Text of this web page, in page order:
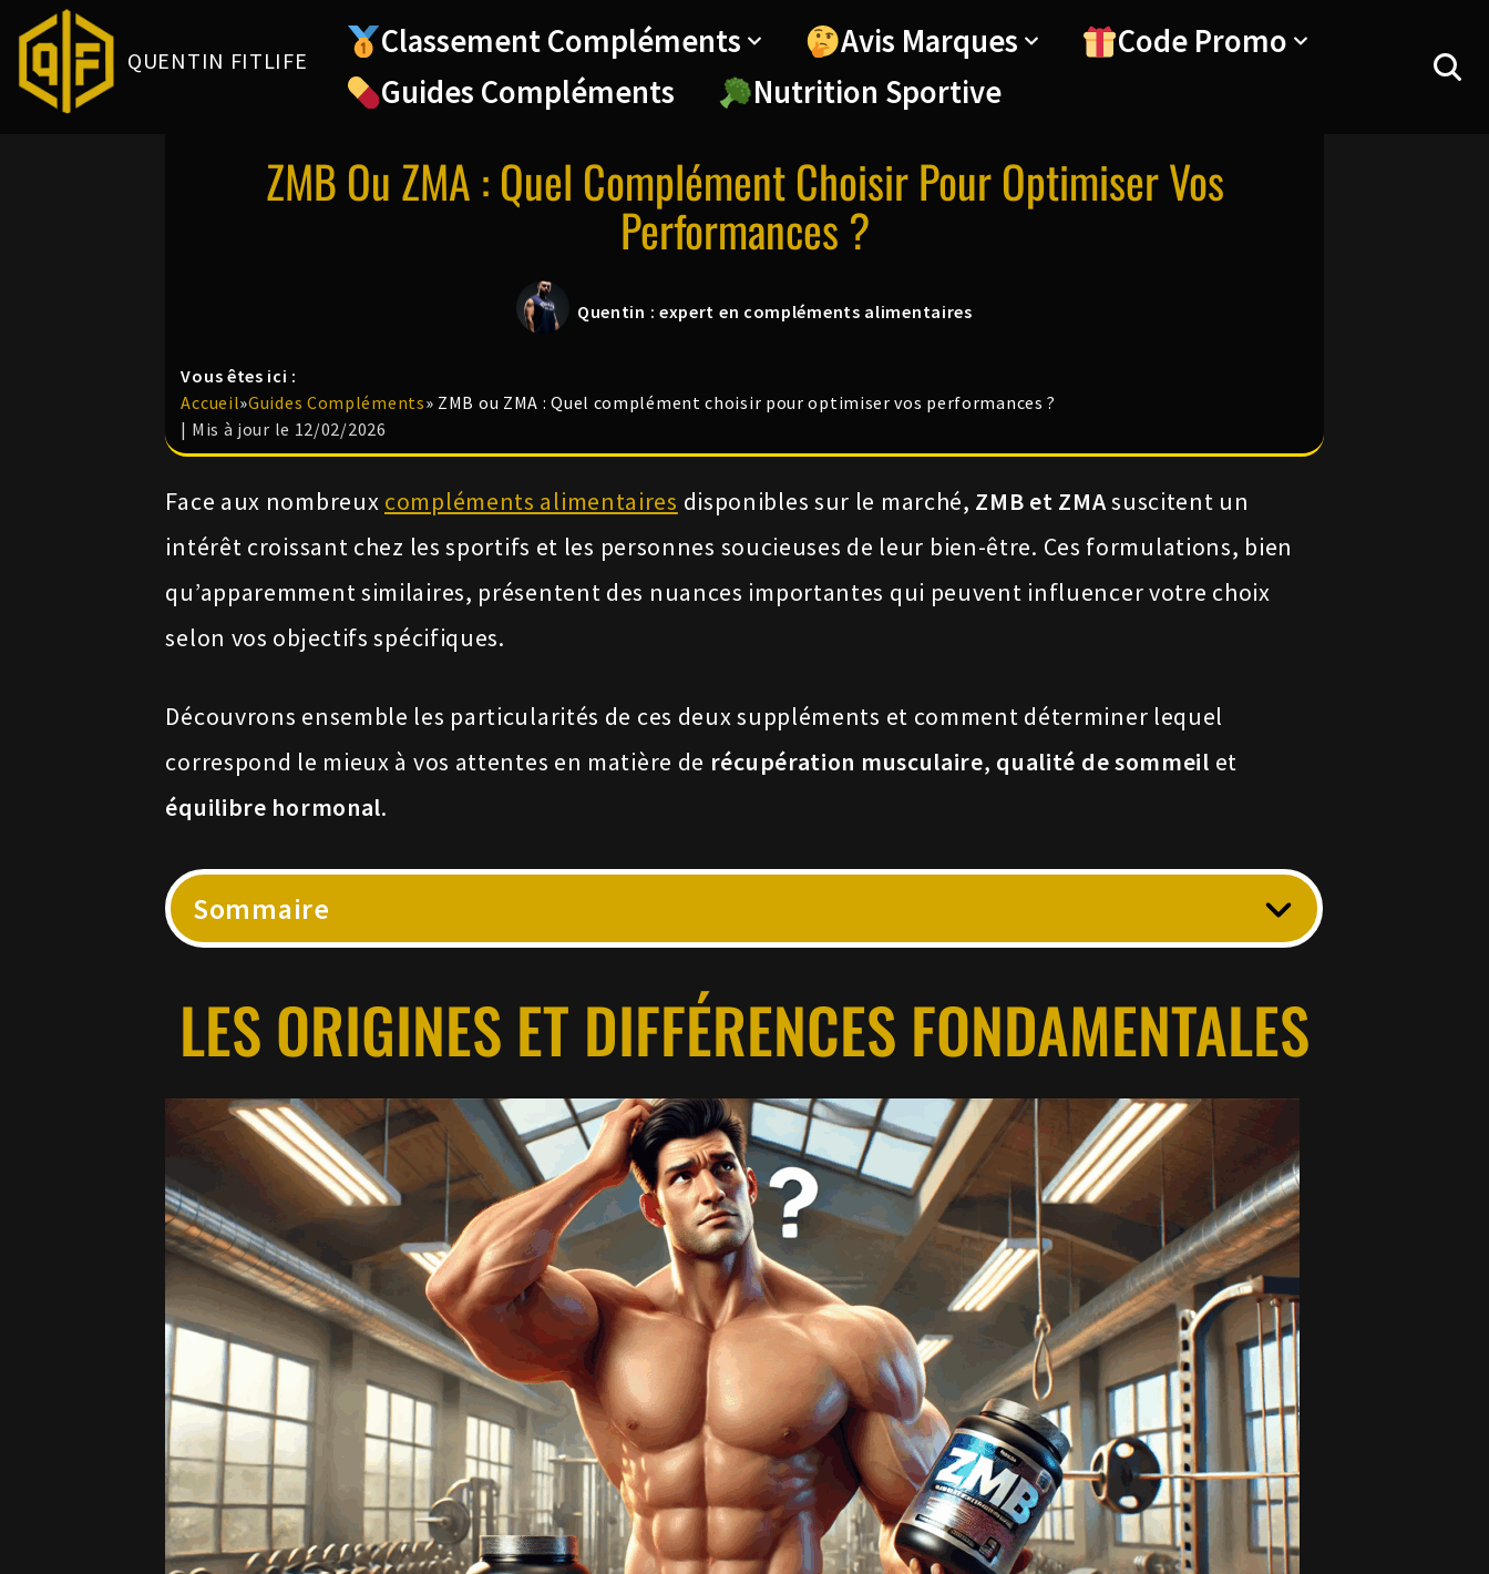
Aller
QUENTIN FITLIFE Classement Compléments Avis Marques
Code Promo
Guides Compléments
Nutrition Sportive
ZMB Ou ZMA : Quel Complément Choisir Pour Optimiser Vos
Performances ?
Quentin : expert en compléments alimentaires
Vous êtes ici :
Accueil»Guides Compléments» ZMB ou ZMA : Quel complément choisir pour optimiser vos performances ?
| Mis à jour le 12/02/2026
Face aux nombreux compléments alimentaires disponibles sur le marché, ZMB et ZMAsuscitent un
intérêt croissant chez les sportifs et les personnes soucieuses de leur bien-être. Ces formulations, bien
qu’apparemment similaires, présentent des nuances importantes qui peuvent influencer votre choix
selon vos objectifs spécifiques.
Découvrons ensemble les particularités de ces deux suppléments et comment déterminer lequel
correspond le mieux à vos attentes en matière de récupération musculaire, qualité de sommeil et
équilibre hormonal.
Sommaire
LES ORIGINES ET DIFFÉRENCES FONDAMENTALES